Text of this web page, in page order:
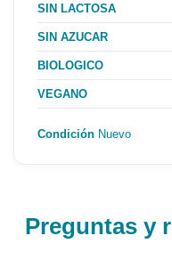
SIN LACTOSA
SIN AZUCAR
BIOLOGICO
VEGANO
Condición Nuevo
Preguntas y